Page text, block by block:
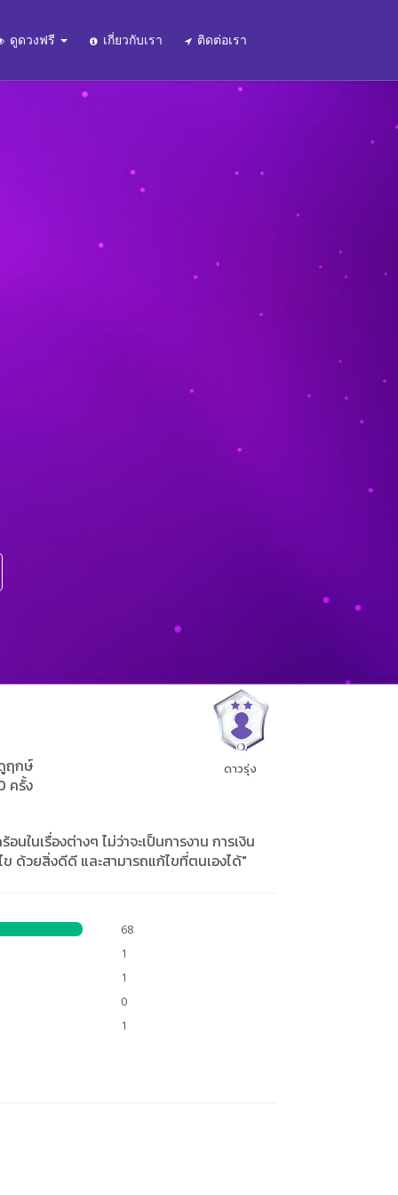
ดูดวงฟรี เกี่ยวกับเรา ติดต่อเรา
ฤกษ์
ครั้ง
ดาวรุ่ง
ในเรื่องต่างๆ ไม่ว่าจะเป็นการงาน การเงิน
ด้วยสิ่งดีดี และสามารถแก้ไขที่ตนเองได้"
68
1
1
0
1